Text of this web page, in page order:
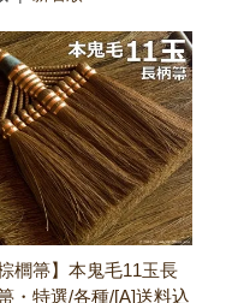
棕櫚箒】本鬼毛11玉長
・特選/各種/[A]送料込